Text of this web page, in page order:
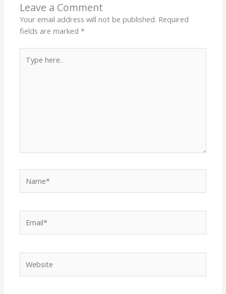
Leave a Comment
Your email address will not be published. Required
fields are marked*
here..